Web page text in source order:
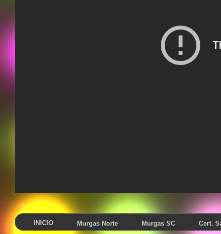
INICIO Murgas Norte Murgas SC Cert.